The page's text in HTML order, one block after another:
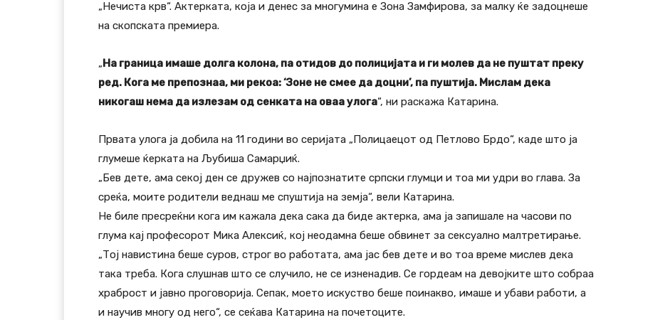
„Нечиста крв“. Актерката, која и денес за многумина е Зона Замфирова, за малку ќе задоцнеше
на скопската премиера.
„На граница имаше долга колона, па отидов до полицијата и ги молев да нe пуштат преку
ред. Кога ме препознаа, ми рекоа: ‘Зоне не смее да доцни’, па пуштија. Мислам дека
никогаш нема да излезам од сенката на оваа улога“, ни раскажа Катарина.
Првата улога ја добила на 11 години во серијата „Полицаецот од Петлово Брдо“, каде што ја
глумеше ќерката на Љубиша Самарџиќ.
„Бев дете, ама секој ден се дружев со најпознатите српски глумци и тоа ми удри во глава. За
среќа, моите родители веднаш ме спуштија на земја“, вели Катарина.
Не биле пресреќни кога им кажала дека сака да биде актерка, ама ја запишале на часови по
глума кај професорот Мика Алексиќ, кој неодамна беше обвинет за сексуално малтретирање.
„Тој навистина беше суров, строг во работата, ама јас бев дете и во тоа време мислев дека
така треба. Кога слушнав што се случило, не се изненадив. Се гордеам на девојките што собраа
храброст и јавно проговорија. Сепак, моето искуство беше поинакво, имаше и убави работи, а
и научив многу од него“, се сеќава Катарина на почетоците.